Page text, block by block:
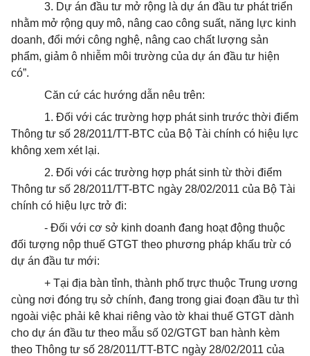
3. Dự án đầu tư mở rộng là dự án đầu tư phát triển
nhằm mở rộng quy mô, nâng cao công suất, năng lực kinh
doanh, đổi mới công nghệ, nâng cao chất lượng sản
phẩm, giảm ô nhiễm môi trường của dự án đầu tư hiện
có”.
Căn cứ các hướng dẫn nêu trên:
1. Đối với các trường hợp phát sinh trước thời điểm
Thông tư số 28/2011/TT-BTC của Bộ Tài chính có hiệu lực
không xem xét lại.
2. Đối với các trường hợp phát sinh từ thời điểm
Thông tư số 28/2011/TT-BTC ngày 28/02/2011 của Bộ Tài
chính có hiệu lực trở đi:
- Đối với cơ sở kinh doanh đang hoạt động thuộc
đối tượng nộp thuế GTGT theo phương pháp khấu trừ có
dự án đầu tư mới:
+ Tại địa bàn tỉnh, thành phố trực thuộc Trung ương
cùng nơi đóng trụ sở chính, đang trong giai đoạn đầu tư thì
ngoài việc phải kê khai riêng vào tờ khai thuế GTGT dành
cho dự án đầu tư theo mẫu số 02/GTGT ban hành kèm
theo Thông tư số 28/2011/TT-BTC ngày 28/02/2011 của